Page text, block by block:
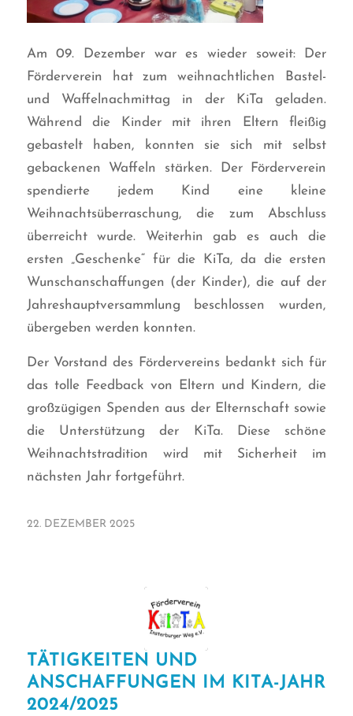
Am 09. Dezember war es wieder soweit: Der
Förderverein hat zum weihnachtlichen Bastel-
und Waffelnachmittag in der KiTa geladen.
Während die Kinder mit ihren Eltern fleißig
gebastelt haben, konnten sie sich mit selbst
gebackenen Waffeln stärken. Der Förderverein
spendierte jedem Kind eine kleine
Weihnachtsüberraschung, die zum Abschluss
überreicht wurde. Weiterhin gab es auch die
ersten „Geschenke“ für die KiTa, da die ersten
Wunschanschaffungen (der Kinder), die auf der
Jahreshauptversammlung beschlossen wurden,
übergeben werden konnten.
Der Vorstand des Fördervereins bedankt sich für
das tolle Feedback von Eltern und Kindern, die
großzügigen Spenden aus der Elternschaft sowie
die Unterstützung der KiTa. Diese schöne
Weihnachtstradition wird mit Sicherheit im
nächsten Jahr fortgeführt.
22. DEZEMBER 2025
TÄTIGKEITEN UND
ANSCHAFFUNGEN IM KITA-JAHR
2024/2025